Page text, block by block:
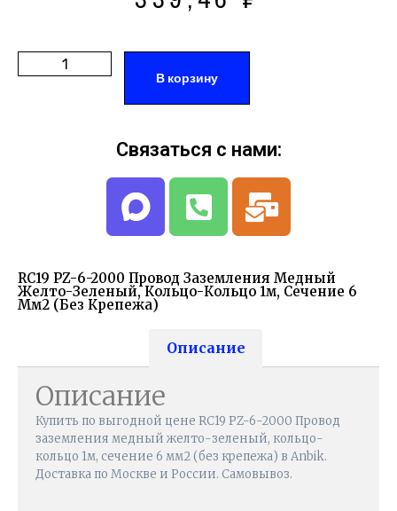
В корзину
RC19 PZ-6-2000 Провод Заземления Медный
Желто-Зеленый, Кольцо-Кольцо 1м, Сечение 6
Мм2 (без Крепежа)
Описание
Описание
Купить по выгодной цене RC19 PZ-6-2000 Провод
заземления медный желто-зеленый, кольцо-
кольцо 1м, сечение 6 мм2 (без крепежа) в Anbik.
Доставка по Москве и России. Самовывоз.
Связаться с нами: